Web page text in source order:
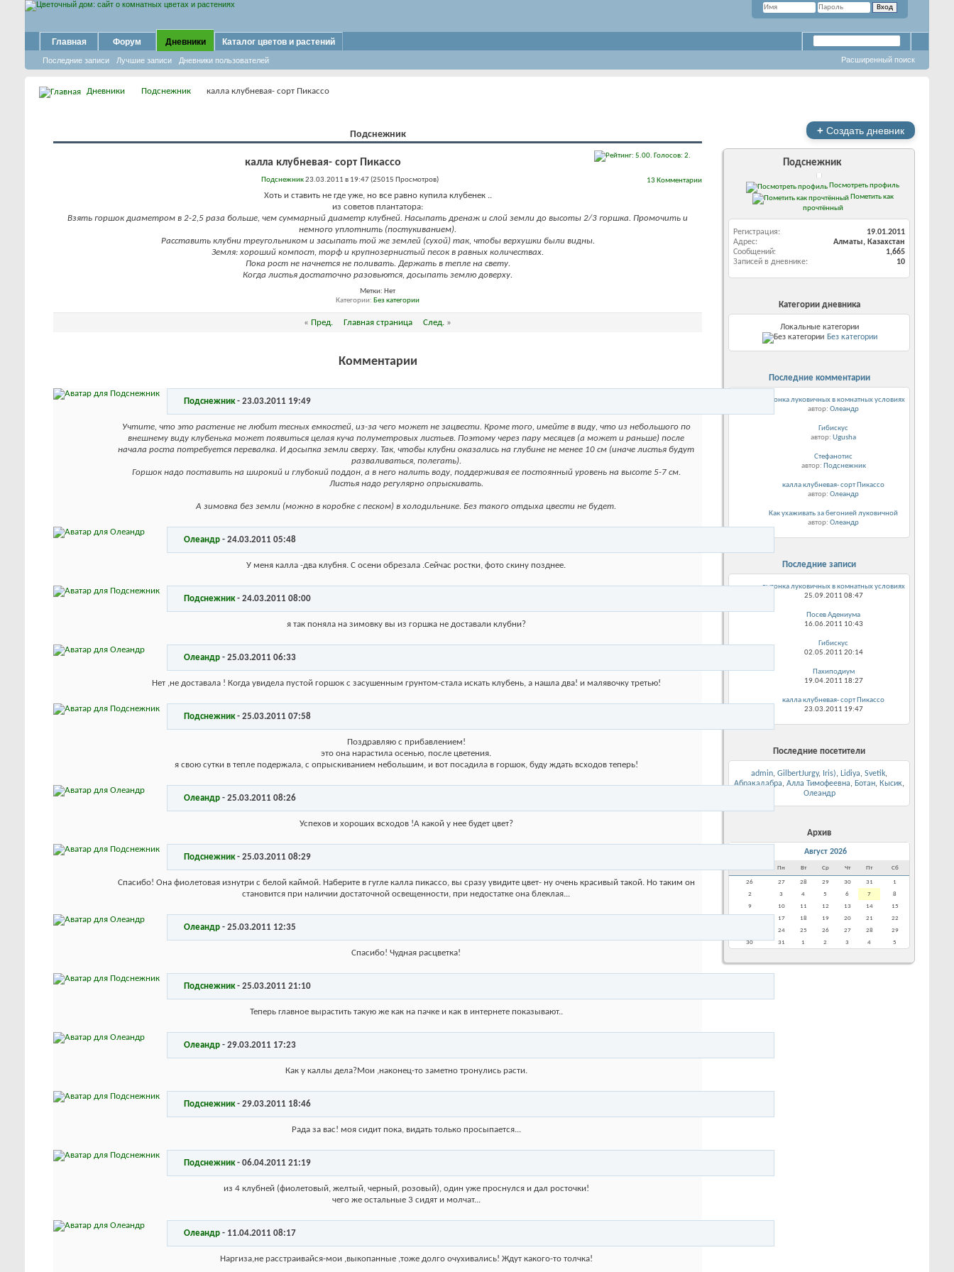
Главная Форум Дневники
Последние записи Лучшие записи Дневники пользователей
Каталог цветов и растений
Расширенный поиск
Дневники Подснежник калла клубневая- сорт Пикассо
Подснежник
калла клубневая- сорт Пикассо
13 Комментарии
Подснежник23.03.2011 в 19:47 (25015 Просмотров)
Хоть и ставить не где уже, но все равно купила клубенек ..
из советов плантатора:
Взять горшок диаметром в 2-2,5 раза больше, чем суммарный диаметр клубней. Насыпать дренаж и слой земли до высоты 2/3 горшка. Промочить и
немного уплотнить (постукиванием).
Расставить клубни треугольником и засыпать той же землей (сухой) так, чтобы верхушки были видны.
Земля: хороший компост, торф и крупнозернистый песок в равных количествах.
Пока рост не начнется не поливать. Держать в тепле на свету.
Когда листья достаточно разовьются, досыпать землю доверху.
Метки: Нет
Категории Без категории
« Пред. Главная страница След. »
Комментарии
Подснежник- 23.03.2011 19:49
Учтите, что это растение не любит тесных емкостей, из-за чего может не зацвести. Кроме того, имейте в виду, что из небольшого по
внешнему виду клубенька может появиться целая куча полуметровых листьев. Поэтому через пару месяцев (а может и раньше) после
начала роста потребуется перевалка. И досыпка земли сверху. Так, чтобы клубни оказались на глубине не менее 10 см (иначе листья будут
разваливаться, полегать).
Горшок надо поставить на широкий и глубокий поддон, а в него налить воду, поддерживая ее постоянный уровень на высоте 5-7 см.
Листья надо регулярно опрыскивать.
А зимовка без земли (можно в коробке с песком) в холодильнике. Без такого отдыха цвести не будет.
Олеандр - 24.03.2011 05:48
У меня калла -два клубня. С осени обрезала .Сейчас ростки, фото скину позднее.
Подснежник- 24.03.2011 08:00
я так поняла на зимовку вы из горшка не доставали клубни?
Олеандр - 25.03.2011 06:33
Нет ,не доставала ! Когда увидела пустой горшок с засушенным грунтом-стала искать клубень, а нашла два! и малявочку третью!
Подснежник- 25.03.2011 07:58
Поздравляю с прибавлением!
это она нарастила осенью, после цветения.
я свою сутки в тепле подержала, с опрыскиванием небольшим, и вот посадила в горшок, буду ждать всходов теперь!
Олеандр - 25.03.2011 08:26
Успехов и хороших всходов !А какой у нее будет цвет?
Подснежник- 25.03.2011 08:29
Спасибо! Она фиолетовая изнутри с белой каймой. Наберите в гугле калла пикассо, вы сразу увидите цвет- ну очень красивый такой. Но таким он
становится при наличии достаточной освещенности, при недостатке она блеклая...
Олеандр - 25.03.2011 12:35
Спасибо! Чудная расцветка!
Подснежник- 25.03.2011 21:10
Теперь главное вырастить такую же как на пачке и как в интернете показывают..
Олеандр - 29.03.2011 17:23
Как у каллы дела?Мои ,наконец-то заметно тронулись расти.
Подснежник- 29.03.2011 18:46
Рада за вас! моя сидит пока, видать только просыпается...
Подснежник- 06.04.2011 21:19
из 4 клубней (фиолетовый, желтый, черный, розовый), один уже проснулся и дал росточки!
чего же остальные 3 сидят и молчат...
Олеандр - 11.04.2011 08:17
Наргиза,не расстраивайся-мои ,выкопанные ,тоже долго очухивались! Ждут какого-то толчка!
+ Создать дневник
Подснежник
Посмотреть профиль
Пометить как
прочтённый
Регистрация
19.01.2011
Адрес
Алматы, Казахстан
Сообщений
1,665
Записей в дневнике
10
Категории дневника
Локальные категории
Без категории
Последние комментарии
выгонка луковичных в комнатных условиях
автор: Олеандр
Гибискус
автор: Ugusha
Стефанотис
автор: Подснежник
калла клубневая- сорт Пикассо
автор: Олеандр
Как ухаживать за бегонией луковичной
автор: Олеандр
Последние записи
выгонка луковичных в комнатных условиях
25.09.2011 08:47
Посев Адениума
16.06.2011 10:43
Гибискус
02.05.2011 20:14
Пахиподиум
19.04.2011 18:27
калла клубневая- сорт Пикассо
23.03.2011 19:47
Последние посетители
admin, GilbertJurgy, Iris), Lidiya, Svetik,
Абракадабра, Алла Тимофеевна, Ботан, Кысик,
Олеандр
Архив
Август 2026
Пн Вт Ср Чт Пт Сб
26 27 28 29 30 31
1
2
3 4 5 6 7
8
9
10 11 12 13 14
15
17 18 19 20 21
22
24 25 26 27 28
29
30
31 1 2 3 4 5